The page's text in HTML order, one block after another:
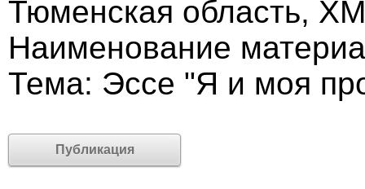
Тюменская область,
Наименование
Тема: Эссе "Я и моя
Публикация